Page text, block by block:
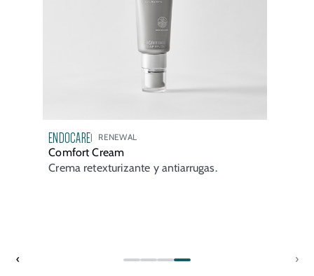
ENDOCARE RENEWAL
Comfort Cream
Crema retexturizante y antiarrugas.
‹ ›